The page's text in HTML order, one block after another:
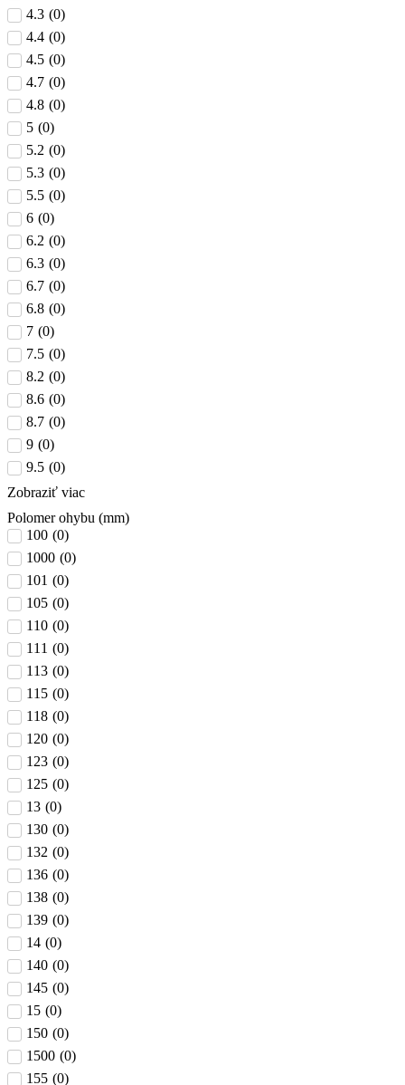
4.3 (0)
4.4 (0)
4.5 (0)
4.7 (0)
4.8 (0)
5 (0)
5.2 (0)
5.3 (0)
5.5 (0)
6 (0)
6.2 (0)
6.3 (0)
6.7 (0)
6.8 (0)
7 (0)
7.5 (0)
8.2 (0)
8.6 (0)
8.7 (0)
9 (0)
9.5 (0)
Zobraziť viac
Polomer ohybu (mm)
100 (0)
1000 (0)
101 (0)
105 (0)
110 (0)
111 (0)
113 (0)
115 (0)
118 (0)
120 (0)
123 (0)
125 (0)
13 (0)
130 (0)
132 (0)
136 (0)
138 (0)
139 (0)
14 (0)
140 (0)
145 (0)
15 (0)
150 (0)
1500 (0)
155 (0)